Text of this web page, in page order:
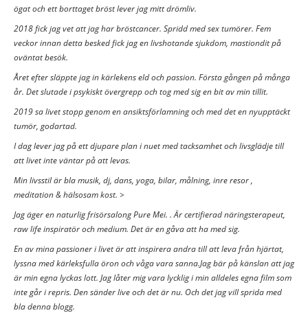
ögat och ett borttaget bröst lever jag mitt drömliv.
2018 fick jag vet att jag har bröstcancer. Spridd med sex tumörer. Fem
veckor innan detta besked fick jag en livshotande sjukdom, mastiondit på
oväntat besök.
Året efter släppte jag in kärlekens eld och passion. Första gången på många
år. Det slutade i psykiskt övergrepp och tog med sig en bit av min tillit.
2019 sa livet stopp genom en ansiktsförlamning och med det en nyupptäckt
tumör, godartad.
I dag lever jag på ett djupare plan i nuet med tacksamhet och livsglädje till
att livet inte väntar på att levas.
Min livsstil är bla musik, dj, dans, yoga, bilar, målning, inre resor ,
meditation & hälsosam kost. >
Jag äger en naturlig frisörsalong Pure Mei. . Är certifierad näringsterapeut,
raw life inspiratör och medium. Det är en gåva att ha med sig.
En av mina passioner i livet är att inspirera andra till att leva från hjärtat,
lyssna med kärleksfulla öron och våga vara sanna.Jag bär på känslan att jag
är min egna lyckas lott. Jag låter mig vara lycklig i min alldeles egna film som
inte går i repris. Den sänder live och det är nu. Och det jag vill sprida med
bla denna blogg.